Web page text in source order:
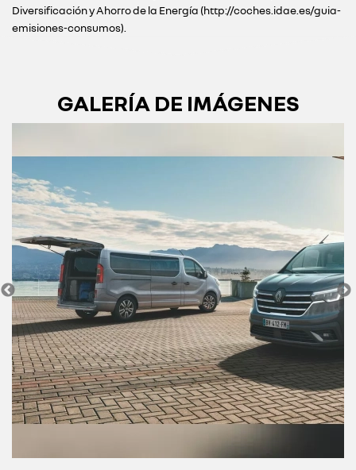
Diversificación y Ahorro de la Energía (http://coches.idae.es/guia-
emisiones-consumos).
GALERÍA DE IMÁGENES